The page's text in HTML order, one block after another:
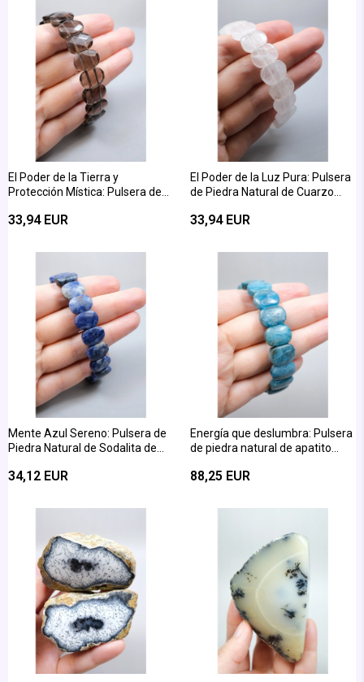
El Poder de la Tierra y
Protección Mística: Pulsera de
Ahumado de Corte Ovalado
33,94 EUR
El Poder de la Luz Pura: Pulsera
de Piedra Natural de Cuarzo
Ovaladas
33,94 EUR
Mente Azul Sereno: Pulsera de
Piedra Natural de Sodalita de
34,12 EUR
Energía que deslumbra: Pulsera
de piedra natural de apatito
brillantes
88,25 EUR